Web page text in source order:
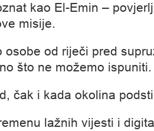
kao El-Emin –
misije.
osobe od riječi pred
što ne možemo ispuniti.
čak i kada okolina
lažnih vijesti i